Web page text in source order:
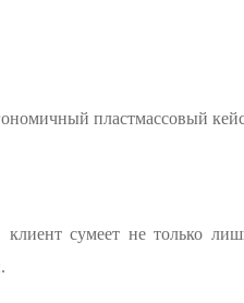
пластмассовый
сумеет не только